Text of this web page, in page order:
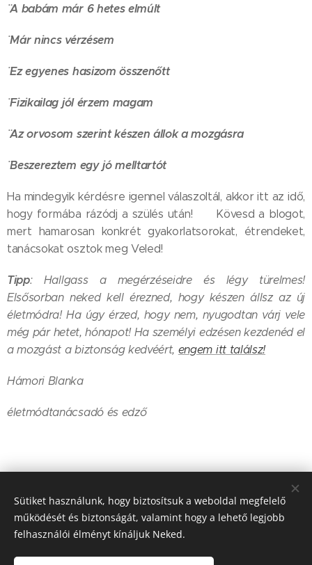
¨ A babám már 6 hetes elmúlt
¨ Már nincs vérzésem
¨ Ez egyenes hasizom összenőtt
¨ Fizikailag jól érzem magam
¨ Az orvosom szerint készen állok a mozgásra
¨ Beszereztem egy jó melltartót
Ha mindegyik kérdésre igennel válaszoltál, akkor itt az idő,
hogy formába rázódj a szülés után! 🙂 Kövesd a blogot,
mert hamarosan konkrét gyakorlatsorokat, étrendeket,
tanácsokat osztok meg Veled!
Tipp: Hallgass a megérzéseidre és légy türelmes!
Elsősorban neked kell érezned, hogy készen állsz az új
életmódra! Ha úgy érzed, hogy nem, nyugodtan várj vele
még pár hetet, hónapot! Ha személyi edzésen kezdenéd el
a mozgást a biztonság kedvéért, engem itt találsz!
Hámori Blanka
életmódtanácsadó és edző
Sütiket használunk, hogy biztosítsuk a weboldal megfelelő
működését és biztonságát, valamint hogy a lehető legjobb
felhasználói élményt kínáljuk Neked.